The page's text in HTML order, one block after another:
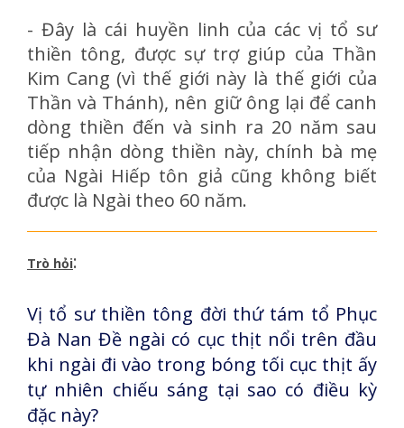
- Đây là cái huyền linh của các vị tổ sư
thiền tông, được sự trợ giúp của Thần
Kim Cang (vì thế giới này là thế giới của
Thần và Thánh), nên giữ ông lại để canh
dòng thiền đến và sinh ra 20 năm sau
tiếp nhận dòng thiền này, chính bà mẹ
của Ngài Hiếp tôn giả cũng không biết
được là Ngài theo 60 năm.
Trò hỏi:
Vị tổ sư thiền tông đời thứ tám tổ Phục
Đà Nan Đề ngài có cục thịt nổi trên đầu
khi ngài đi vào trong bóng tối cục thịt ấy
tự nhiên chiếu sáng tại sao có điều kỳ
đặc này?